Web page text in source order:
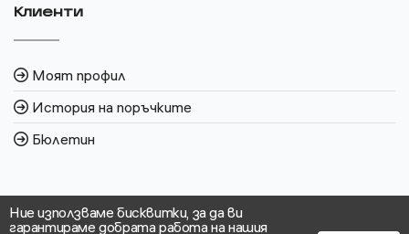
Ние използваме бисквитки, за да ви
гарантираме добрата работа на нашия
Клиенти
Моят профил
История на поръчките
Бюлетин